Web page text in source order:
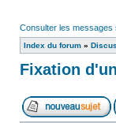
Consulter les messages
Index du forum »
Fixation